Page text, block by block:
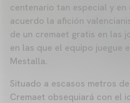
centenario tan especial y en
acuerdo la afición
de un cremaet gratis en las
en las que el equipo juegue
Mestalla.
Situado a escasos metros
Cremaet obsequiará con el